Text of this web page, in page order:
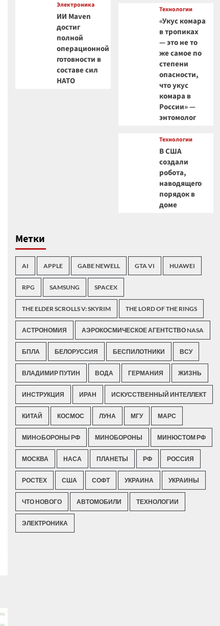
Электроника
ИИ Maven
достиг
полной
операционной
готовности в
составе сил
НАТО
Технологии
«Укус комара
в тропиках
— это не то
же самое по
степени
опасности,
что укус
комара в
России» —
энтомолог
Технологии
В США
создали
робота,
наводящего
порядок в
доме
Метки
AI APPLE GABE NEWELL GTA VI HUAWEI
RPG SAMSUNG SPACEX
THE ELDER SCROLLS V: SKYRIM THE LORD OF THE RINGS
АСТРОНОМИЯ АЭРОКОСМИЧЕСКОЕ АГЕНТСТВО NASA
БПЛА БЕЛОРУССИЯ БЕСПИЛОТНИКИ ВСУ
ВЛАДИМИР ПУТИН ВОДА ГЕРМАНИЯ ЖИЗНЬ
ИНСТРУКЦИЯ ИРАН ИСКУССТВЕННЫЙ ИНТЕЛЛЕКТ
КИТАЙ КОСМОС ЛУНА МГУ МАРС
МИНOБОРОНЫ РФ МИНОБОРОНЫ МИНЮСТОМ РФ
МОСКВА НАСА ПЛАНЕТЫ РФ РОССИЯ
РОСТЕХ США СОФТ УКРАИНА УКРАИНЫ
ЧТО НОВОГО АВТОМОБИЛИ ТЕХНОЛОГИИ
ЭЛЕКТРОНИКА